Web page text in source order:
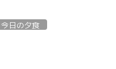
今日の夕食